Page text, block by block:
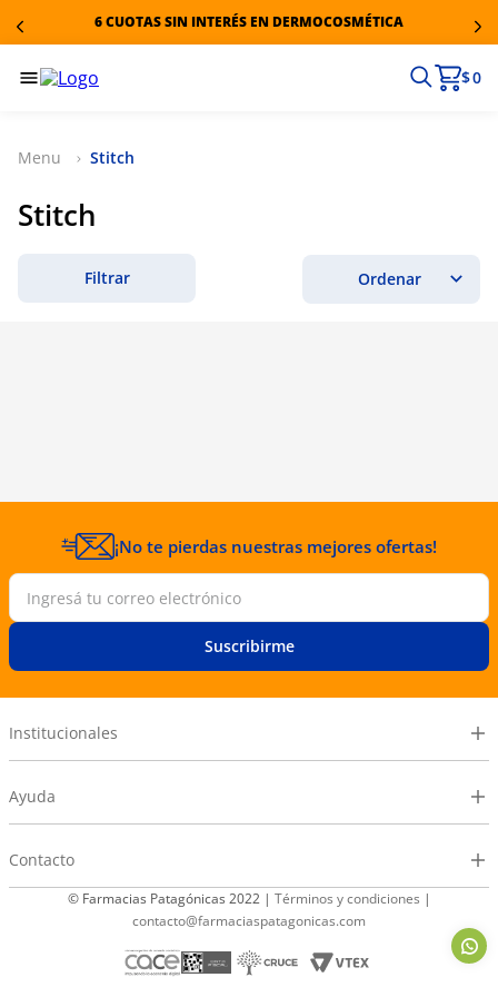
6 CUOTAS SIN INTERÉS EN DERMOCOSMÉTICA
$ 0
Stitch
Stitch
Filtrar
¡No te pierdas nuestras mejores ofertas!
Suscribirme
Institucionales
Ayuda
Contacto
© Farmacias Patagónicas 2022 | Términos y condiciones |
contacto@farmaciaspatagonicas.com